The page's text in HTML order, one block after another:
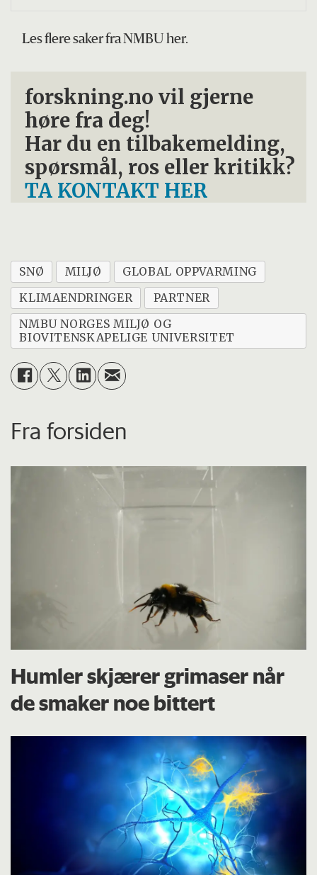
Les flere saker fra NMBU her.
forskning.no vil gjerne
høre fra deg!
Har du en tilbakemelding,
spørsmål, ros eller kritikk?
TA KONTAKT HER
SNØ MILJØ
GLOBAL OPPVARMING
KLIMAENDRINGER
PARTNER
NMBU NORGES MILJØ OG
BIOVITENSKAPELIGE UNIVERSITET
Fra forsiden
Humler skjærer grimaser når
de smaker noe bittert